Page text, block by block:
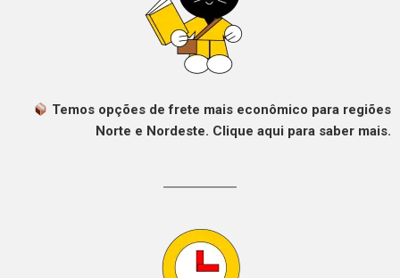
Temos opções de frete mais econômico para regiões
Norte e Nordeste. Clique aqui para saber mais.